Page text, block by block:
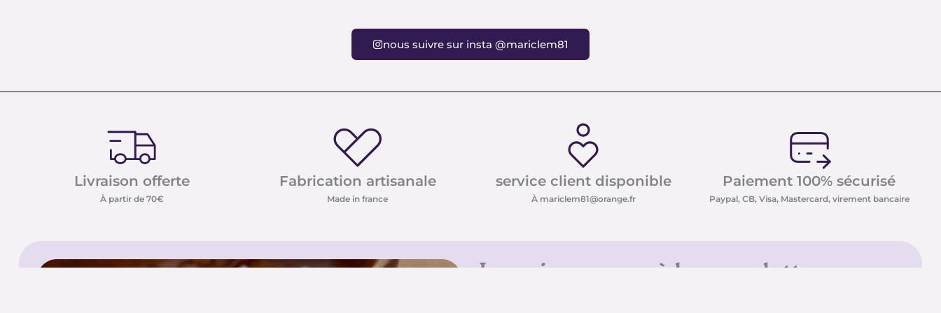
nous suivre sur insta @mariclem81
Livraison offerte
À partir de 70€
Fabrication artisanale
Made in france
service client disponible
À mariclem81@orange.fr
Paiement 100% sécurisé
Paypal, CB, Visa, Mastercard, virement bancaire
Inscrivez-vous à la newsletter